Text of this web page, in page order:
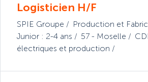
Logisticien H/F
SPIE Groupe Production et
Junior : 2-4 ans
57 - Moselle CDI
électriques et production